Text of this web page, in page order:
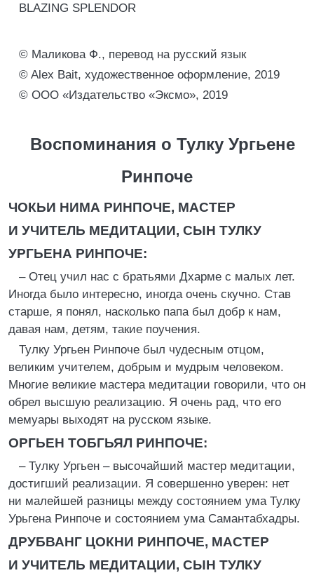
BLAZING SPLENDOR
© Маликова Ф., перевод на русский язык
© Alex Bait, художественное оформление, 2019
© ООО «Издательство «Эксмо», 2019
Воспоминания о Тулку Ургьене
Ринпоче
ЧОКЬИ НИМА РИНПОЧЕ, МАСТЕР
И УЧИТЕЛЬ МЕДИТАЦИИ, СЫН ТУЛКУ
УРГЬЕНА РИНПОЧЕ:
– Отец учил нас с братьями Дхарме с малых лет.
Иногда было интересно, иногда очень скучно. Став
старше, я понял, насколько папа был добр к нам,
давая нам, детям, такие поучения.
Тулку Ургьен Ринпоче был чудесным отцом,
великим учителем, добрым и мудрым человеком.
Многие великие мастера медитации говорили, что он
обрел высшую реализацию. Я очень рад, что его
мемуары выходят на русском языке.
ОРГЬЕН ТОБГЬЯЛ РИНПОЧЕ:
– Тулку Ургьен – высочайший мастер медитации,
достигший реализации. Я совершенно уверен: нет
ни малейшей разницы между состоянием ума Тулку
Урьгена Ринпоче и состоянием ума Самантабхадры.
ДРУБВАНГ ЦОКНИ РИНПОЧЕ, МАСТЕР
И УЧИТЕЛЬ МЕДИТАЦИИ, СЫН ТУЛКУ